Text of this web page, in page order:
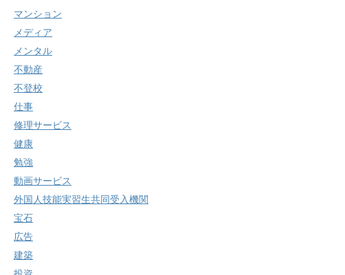
マンション
メディア
メンタル
不動産
不登校
仕事
修理サービス
健康
勉強
動画サービス
外国人技能実習生共同受入機関
宝石
広告
建築